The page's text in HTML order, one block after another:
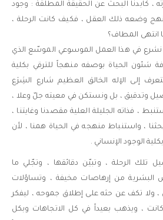
، كابدنا البحث عن الحقيقة المطلقة : وجود
وضعه ذلك العقل ، فكيف كانت الرحلة ،
انتهى المطاف؟
نشرع في هذا العمل الموسوعي الموسّع الذي
شئون الحياة بوصفه منهجاً للترقي بكلية
إلى الإله الخالق العظيم شارع الشِرَع
وتدقيق ، بل ونستكن في معيته جلّ وعلا ،
، فذاته الجليلة العلية مقصدنا وغايتنا ،
، واستنباط منهجه في الحياة همنا ، لأن
الوجود الإنساني .
الرحلة ، وتبيّن دقائقها ، وتجّلي ما
البشرية من إرهاصات مخيفة ، وتساؤلات
، ولا تكف عن حثه على إطلاق جموحه ، ليفكر
، ويذهب بعيداً في كل الاتجاهات وبكل